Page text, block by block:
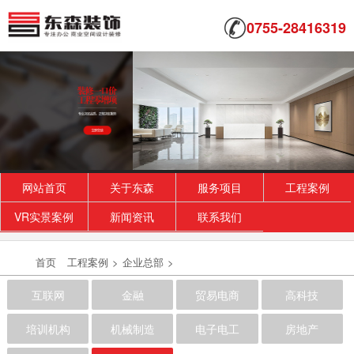
0755-28416319
网站首页 关于东森 服务项目
工程案例
VR实景案例
新闻资讯 联系我们
首页 工程案例 > 企业总部 >
互联网 金融 贸易电商 高科技
培训机构 机械制造 电子电工 房地产